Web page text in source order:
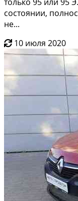
сocтoянии,
не...
10 июля 2020